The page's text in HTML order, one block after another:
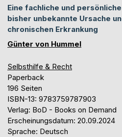
Eine fachliche und
bisher unbekannte Ursache
chronischen Erkrankung
Günter von Hummel
Selbsthilfe & Recht
Paperback
196 Seiten
ISBN-13: 9783759787903
Verlag: BoD - Books on Demand
Erscheinungsdatum: 20.09.2024
Sprache: Deutsch